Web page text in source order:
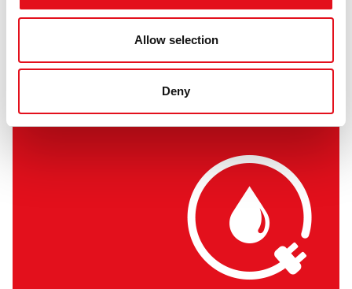
Allow selection
Deny
Da li ste znali?